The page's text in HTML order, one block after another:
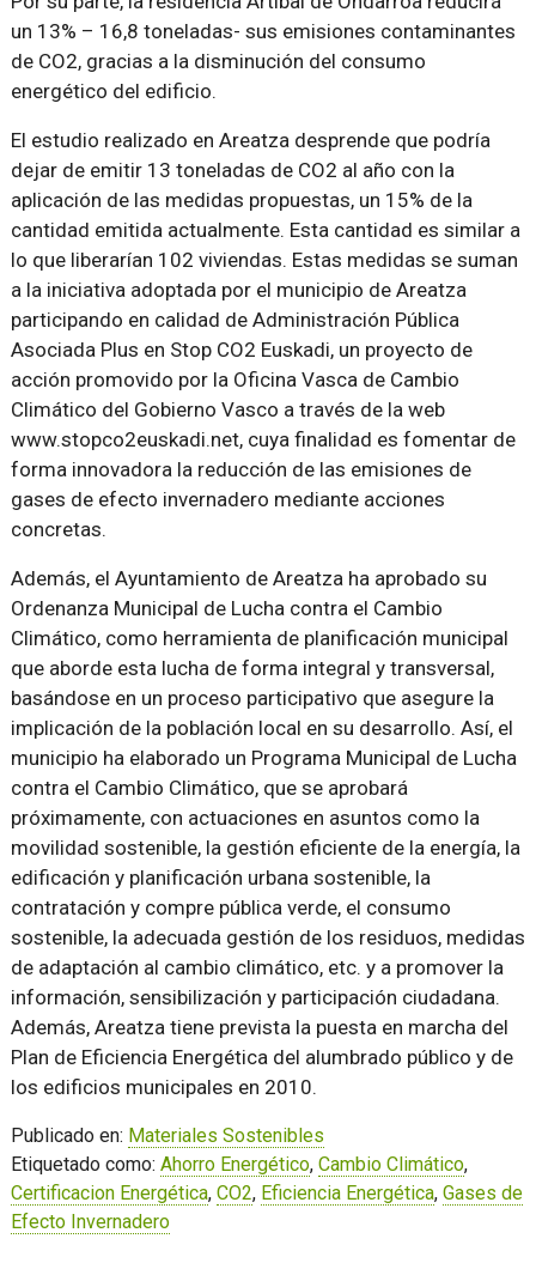
un 13% – 16,8 toneladas- sus emisiones contaminantes
de CO2, gracias a la disminución del consumo
energético del edificio.
El estudio realizado en Areatza desprende que podría
dejar de emitir 13 toneladas de CO2 al año con la
aplicación de las medidas propuestas, un 15% de la
cantidad emitida actualmente. Esta cantidad es similar a
lo que liberarían 102 viviendas. Estas medidas se suman
a la iniciativa adoptada por el municipio de Areatza
participando en calidad de Administración Pública
Asociada Plus en Stop CO2 Euskadi, un proyecto de
acción promovido por la Oficina Vasca de Cambio
Climático del Gobierno Vasco a través de la web
www.stopco2euskadi.net, cuya finalidad es fomentar de
forma innovadora la reducción de las emisiones de
gases de efecto invernadero mediante acciones
concretas.
Además, el Ayuntamiento de Areatza ha aprobado su
Ordenanza Municipal de Lucha contra el Cambio
Climático, como herramienta de planificación municipal
que aborde esta lucha de forma integral y transversal,
basándose en un proceso participativo que asegure la
implicación de la población local en su desarrollo. Así, el
municipio ha elaborado un Programa Municipal de Lucha
contra el Cambio Climático, que se aprobará
próximamente, con actuaciones en asuntos como la
movilidad sostenible, la gestión eficiente de la energía, la
edificación y planificación urbana sostenible, la
contratación y compre pública verde, el consumo
sostenible, la adecuada gestión de los residuos, medidas
de adaptación al cambio climático, etc. y a promover la
información, sensibilización y participación ciudadana.
Además, Areatza tiene prevista la puesta en marcha del
Plan de Eficiencia Energética del alumbrado público y de
los edificios municipales en 2010.
Publicado en: Materiales Sostenibles
Etiquetado como: Ahorro Energético, Cambio Climático,
Certificacion Energética, CO2, Eficiencia Energética, Gases de
Efecto Invernadero